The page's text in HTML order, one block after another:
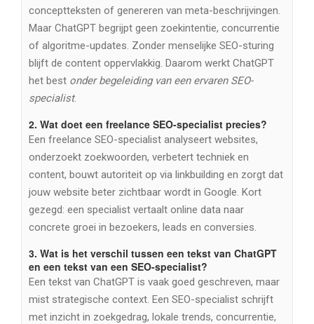
conceptteksten of genereren van meta-beschrijvingen.
Maar ChatGPT begrijpt geen zoekintentie, concurrentie
of algoritme-updates. Zonder menselijke SEO-sturing
blijft de content oppervlakkig. Daarom werkt ChatGPT
het best onder begeleiding van een ervaren SEO-
specialist.
2. Wat doet een freelance SEO-specialist precies?
Een freelance SEO-specialist analyseert websites,
onderzoekt zoekwoorden, verbetert techniek en
content, bouwt autoriteit op via linkbuilding en zorgt dat
jouw website beter zichtbaar wordt in Google. Kort
gezegd: een specialist vertaalt online data naar
concrete groei in bezoekers, leads en conversies.
3. Wat is het verschil tussen een tekst van ChatGPT
en een tekst van een SEO-specialist?
Een tekst van ChatGPT is vaak goed geschreven, maar
mist strategische context. Een SEO-specialist schrijft
met inzicht in zoekgedrag, lokale trends, concurrentie,